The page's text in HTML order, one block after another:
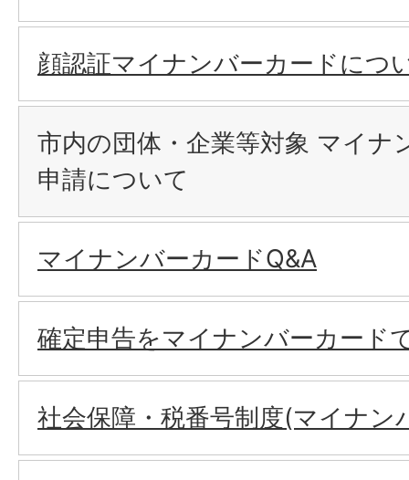
顔認証マイナンバーカードにつ
市内の団体・企業等対象 マイナ
申請について
マイナンバーカードQ&A
確定申告をマイナンバーカード
社会保障・税番号制度(マイナン